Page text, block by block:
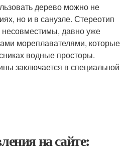
дерево можно не
но и в санузле. Стереотип
несовместимы, давно уже
мореплавателями, которые
водные просторы.
заключается в специальной
на сайте: